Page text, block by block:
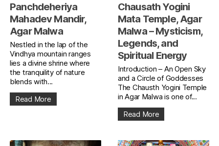
Panchdeheriya
Mahadev Mandir,
Agar Malwa
Nestled in the lap of the
Vindhya mountain ranges
lies a divine shrine where
the tranquility of nature
blends with...
Read More
Chausath Yogini
Mata Temple, Agar
Malwa – Mysticism,
Legends, and
Spiritual Energy
Introduction – An Open Sky
and a Circle of Goddesses
The Chausth Yogini Temple
in Agar Malwa is one of...
Read More